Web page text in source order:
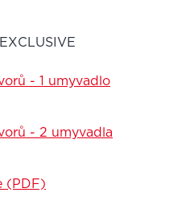
EXCLUSIVE
- 1 umyvadlo
- 2 umyvadla
(PDF)